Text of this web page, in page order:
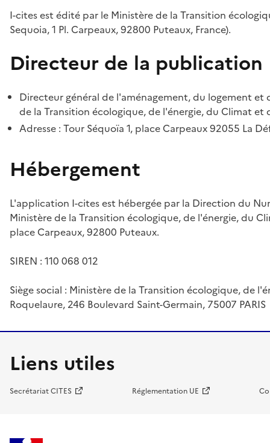
I-cites est édité par le Ministère de la Transition
Sequoia, 1 Pl. Carpeaux, 92800 Puteaux, France).
Directeur de la publication
Directeur général de l'aménagement, du logement
de la Transition écologique, de l'énergie, du Climat et
Adresse : Tour Séquoïa 1, place Carpeaux 92055 La
Hébergement
L'application I-cites est hébergée par la Direction du
Ministère de la Transition écologique, de l'énergie, du
place Carpeaux, 92800 Puteaux.
SIREN : 110 068 012
Siège social : Ministère de la Transition écologique, de
Roquelaure, 246 Boulevard Saint-Germain, 75007 PARIS
Liens utiles
Secrétariat CITES Réglementation UE